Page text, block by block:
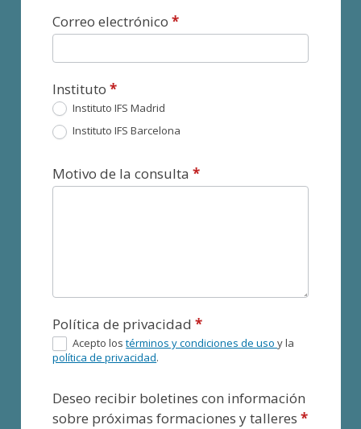
Correo electrónico*
Instituto*
Instituto IFS Madrid
Instituto IFS Barcelona
Motivo de la consulta*
Política de privacidad*
Acepto lostérminos y condiciones de usoy la
política de privacidad.
Deseo recibir boletines con información
sobre próximas formaciones y talleres*